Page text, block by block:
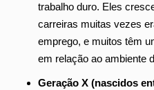
trabalho duro. Eles
carreiras muitas vezes
emprego, e muitos têm
em relação ao ambiente
Geração X (nascidos